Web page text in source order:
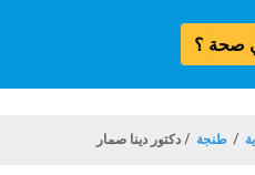
صحة ؟
/ طنجة / دكتور دينا صمار